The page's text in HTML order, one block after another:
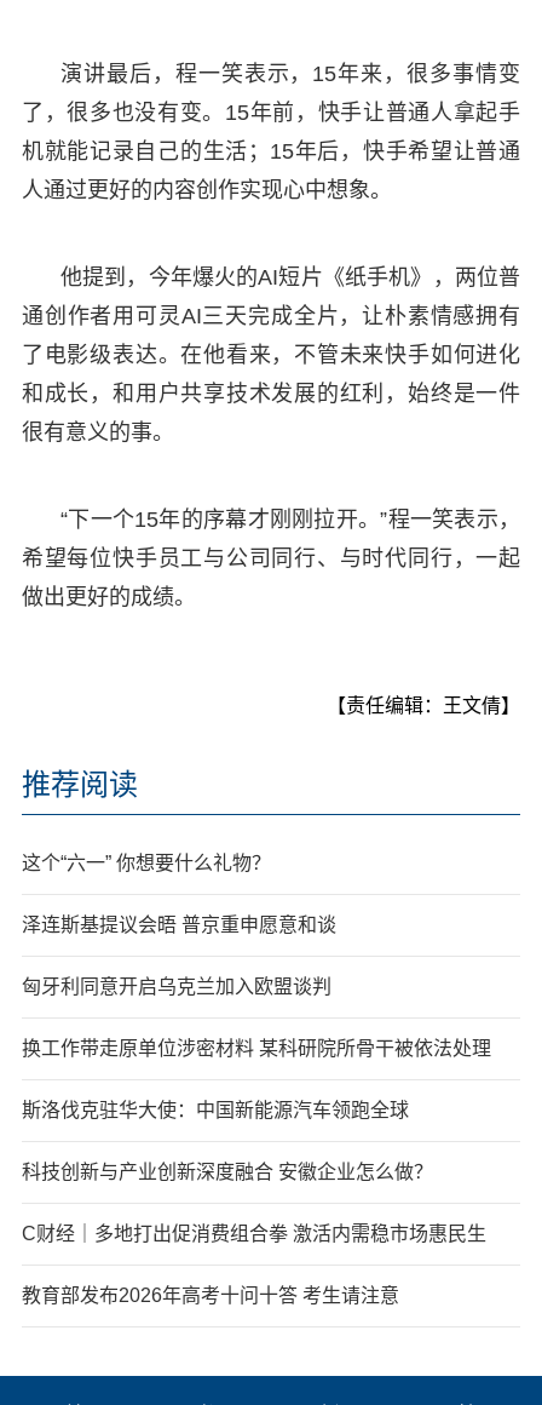
演讲最后，程一笑表示，15年来，很多事情变
了，很多也没有变。15年前，快手让普通人拿起手
机就能记录自己的生活；15年后，快手希望让普通
人通过更好的内容创作实现心中想象。
他提到，今年爆火的AI短片《纸手机》，两位普
通创作者用可灵AI三天完成全片，让朴素情感拥有
了电影级表达。在他看来，不管未来快手如何进化
和成长，和用户共享技术发展的红利，始终是一件
很有意义的事。
“下一个15年的序幕才刚刚拉开。”程一笑表示，
希望每位快手员工与公司同行、与时代同行，一起
做出更好的成绩。
【责任编辑：王文倩】
推荐阅读
这个“六一” 你想要什么礼物？
泽连斯基提议会晤 普京重申愿意和谈
匈牙利同意开启乌克兰加入欧盟谈判
换工作带走原单位涉密材料 某科研院所骨干被依法处理
斯洛伐克驻华大使：中国新能源汽车领跑全球
科技创新与产业创新深度融合 安徽企业怎么做？
C财经｜多地打出促消费组合拳 激活内需稳市场惠民生
教育部发布2026年高考十问十答 考生请注意